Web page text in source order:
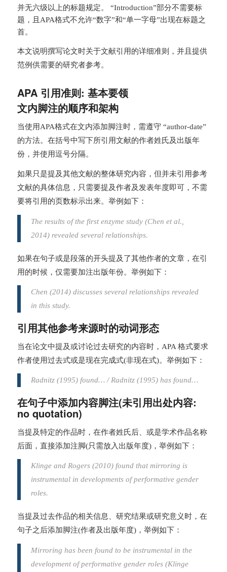
并无六级以上的标题规定。 “Introduction”部分不需要标
题，且APA格式不允许“数字”和“单一字母”出现在标题之
首。
本文说明撰写论文时关于文献引用的详细准则，并且提供
范例供需要的研究者参考。
APA 引用准则: 基本要领
文内脚注的顺序和架构
当使用APA格式在文内添加脚注时，需遵守 “author-date”
的方法。在括号中写下所引用文献的作者姓氏及出版年
份，并使用逗号分隔。
如果只是提及其他文献的整体研究内容，但并未引用参考
文献的具体信息，只需要提及作者及发表年度即可，不需
要将引用的页数标示出来。举例如下：
The results of the first enzyme study (Chen et al.,
2014) revealed several relationships.
如果在句子或是段落的开头提及了其他作者的文章，在引
用的时候，仅需要加注出版年份。举例如下：
Chen (2014) discusses several relationships revealed
in this study.
引用其他参考来源时的动词形态
当在论文中提及或讨论过去研究的内容时，APA 格式要求
作者使用过去式或是现在完成式(非现在式)。举例如下：
Radnitz (1995) found… / Radnitz (1995) has found…
在句子中添加内容脚注(未引用出处内容:
no quotation)
当提及特定的作品时，在作者姓氏后、或是学术作品名称
后面，直接添加注脚(只需放入出版年度)，举例如下：
Klinge and Rogers (2010) found that mirroring is
instrumental in developments of performative gender
roles.
当提及过去作品的相关信息、研究结果或研究意义时，在
句子之后添加脚注(作者及出版年度)，举例如下：
Mirroring has been found to be instrumental in the
development of performative gender roles (Klinge